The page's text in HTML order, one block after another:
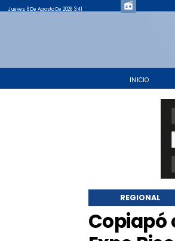
INICIO
Jueves, 6 De Agosto De 2026 3:41
Copiapó
REGIONAL